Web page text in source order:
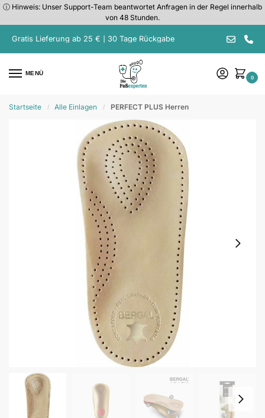
ⓘ Hinweis: Unser Support-Team beantwortet Anfragen in der Regel innerhalb
von 48 Stunden.
Gratis Lieferung ab 25 € | 30 Tage Rückgabe
MENÜ
0
Startseite / Alle Einlagen / PERFECT PLUS Herren